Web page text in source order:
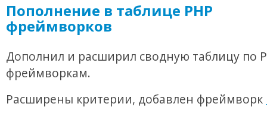
Пополнение в таблице PHP
фреймворков
Дополнил и расширил сводную таблицу по
фреймворкам.
Расширены критерии, добавлен фреймворк